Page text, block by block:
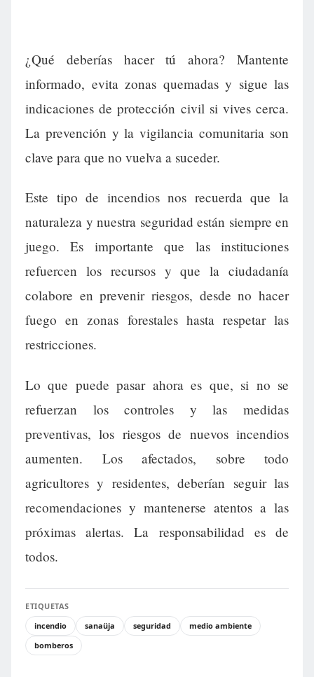
¿Qué deberías hacer tú ahora? Mantente
informado, evita zonas quemadas y sigue las
indicaciones de protección civil si vives cerca.
La prevención y la vigilancia comunitaria son
clave para que no vuelva a suceder.
Este tipo de incendios nos recuerda que la
naturaleza y nuestra seguridad están siempre en
juego. Es importante que las instituciones
refuercen los recursos y que la ciudadanía
colabore en prevenir riesgos, desde no hacer
fuego en zonas forestales hasta respetar las
restricciones.
Lo que puede pasar ahora es que, si no se
refuerzan los controles y las medidas
preventivas, los riesgos de nuevos incendios
aumenten. Los afectados, sobre todo
agricultores y residentes, deberían seguir las
recomendaciones y mantenerse atentos a las
próximas alertas. La responsabilidad es de
todos.
ETIQUETAS
incendio
sanaüja seguridad
medio ambiente
bomberos